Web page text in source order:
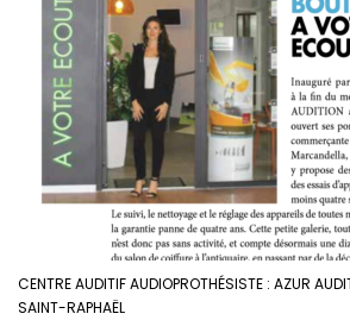
CENTRE AUDITIF AUDIOPROTHÉSISTE : AZUR
SAINT-RAPHAËL